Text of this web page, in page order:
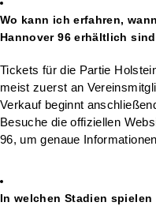
Wo kann ich erfahren,
Hannover 96 erhältlich
Tickets für die Partie
meist zuerst an
Verkauf beginnt
Besuche die offiziellen
96, um genaue
In welchen Stadien